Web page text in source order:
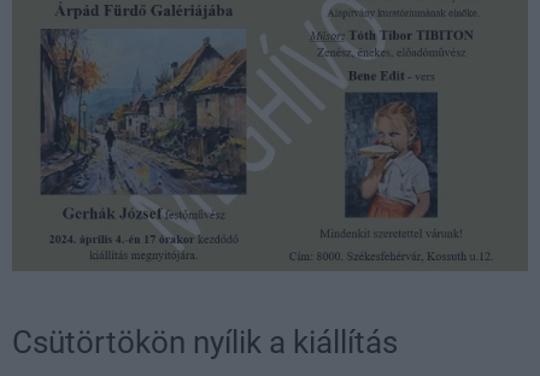
Csütörtökön nyílik a kiállítás